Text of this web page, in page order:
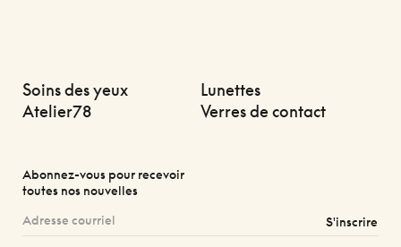
Soins des yeux
Lunettes
Atelier78
Verres de contact
Abonnez-vous pour recevoir
toutes nos nouvelles
S'inscrire